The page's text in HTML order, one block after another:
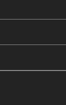
餐單及查詢：